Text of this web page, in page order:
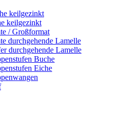
keilgezinkt
keilgezinkt
/ Großformat
durchgehende Lamelle
durchgehende Lamelle
Buche
Eiche